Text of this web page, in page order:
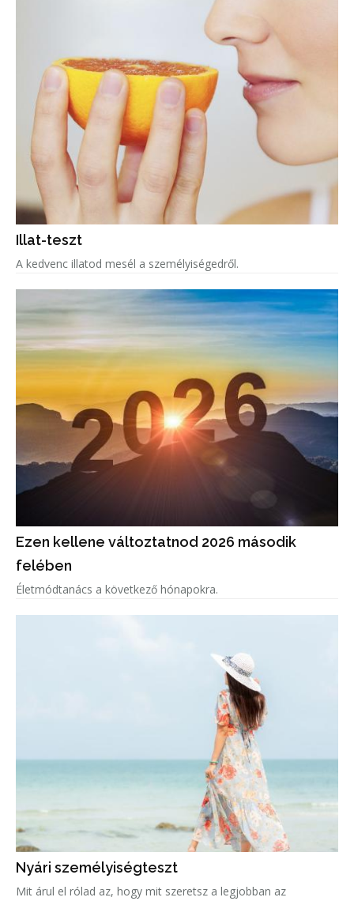
Illat-teszt
A kedvenc illatod mesél a személyiségedről.
Ezen kellene változtatnod 2026 második
felében
Életmódtanács a következő hónapokra.
Nyári személyiségteszt
Mit árul el rólad az, hogy mit szeretsz a legjobban az